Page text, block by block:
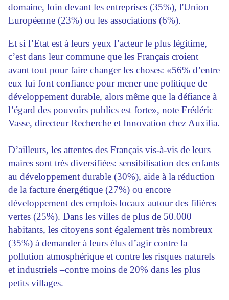
domaine, loin devant les entreprises (35%), l'Union
Européenne (23%) ou les associations (6%).
Et si l’Etat est à leurs yeux l’acteur le plus légitime,
c’est dans leur commune que les Français croient
avant tout pour faire changer les choses: «56% d’entre
eux lui font confiance pour mener une politique de
développement durable, alors même que la défiance à
l’égard des pouvoirs publics est forte», note Frédéric
Vasse, directeur Recherche et Innovation chez Auxilia.
D’ailleurs, les attentes des Français vis-à-vis de leurs
maires sont très diversifiées: sensibilisation des enfants
au développement durable (30%), aide à la réduction
de la facture énergétique (27%) ou encore
développement des emplois locaux autour des filières
vertes (25%). Dans les villes de plus de 50.000
habitants, les citoyens sont également très nombreux
(35%) à demander à leurs élus d’agir contre la
pollution atmosphérique et contre les risques naturels
et industriels –contre moins de 20% dans les plus
petits villages.